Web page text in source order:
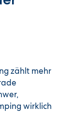
zählt mehr
wirklich